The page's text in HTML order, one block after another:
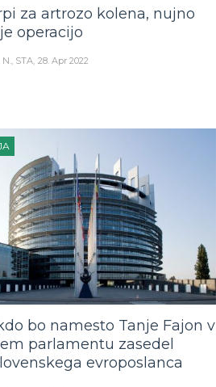
za artrozo kolena, nujno
operacijo
N., STA 28. Apr 2022
bo namesto Tanje Fajon v
parlamentu zasedel
evroposlanca